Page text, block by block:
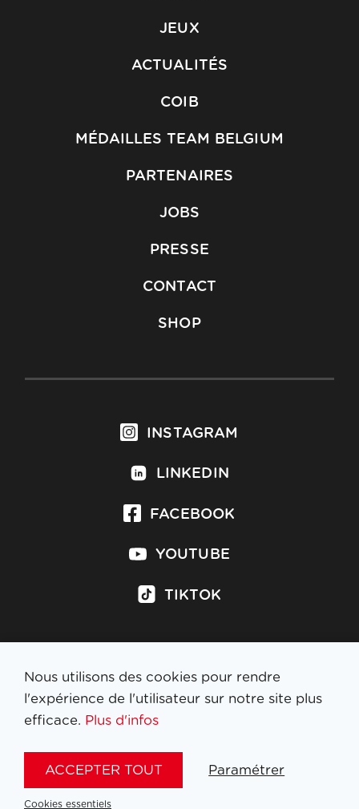
JEUX
ACTUALITÉS
COIB
MÉDAILLES TEAM BELGIUM
PARTENAIRES
JOBS
PRESSE
CONTACT
SHOP
INSTAGRAM
LINKEDIN
FACEBOOK
YOUTUBE
TIKTOK
S'inscrire à la newsletter
Nous utilisons des cookies pour rendre
l'expérience de l'utilisateur sur notre site plus
efficace. Plus d'infos
ACCEPTER TOUT Paramétrer
Cookies essentiels